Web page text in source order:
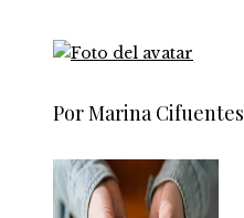
Por Marina Cifuentes